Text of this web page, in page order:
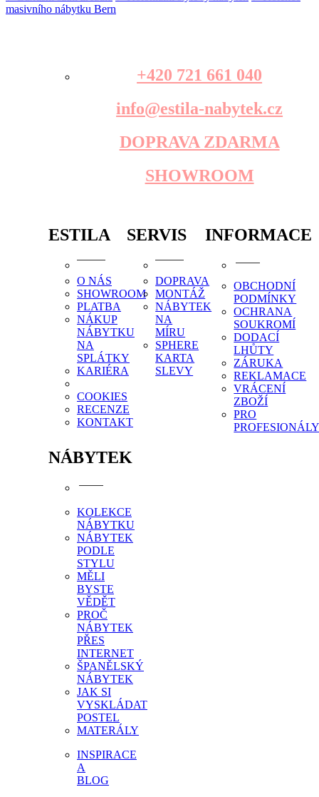
masivního nábytku Bern
+420 721 661 040
info@estila-nabytek.cz
DOPRAVA ZDARMA
SHOWROOM
ESTILA
O NÁS
SHOWROOM
PLATBA
NÁKUP
NÁBYTKU
NA
SPLÁTKY
KARIÉRA
COOKIES
RECENZE
KONTAKT
SERVIS
DOPRAVA
MONTÁŽ
NÁBYTEK
NA
MÍRU
SPHERE
KARTA
SLEVY
INFORMACE
OBCHODNÍ
PODMÍNKY
OCHRANA
SOUKROMÍ
DODACÍ
LHŮTY
ZÁRUKA
REKLAMACE
VRÁCENÍ
ZBOŽÍ
PRO
NÁBYTEK
KOLEKCE
NÁBYTKU
NÁBYTEK
PODLE
STYLU
MĚLI
BYSTE
VĚDĚT
PROČ
NÁBYTEK
PŘES
INTERNET
ŠPANĚLSKÝ
NÁBYTEK
JAK SI
VYSKLÁDAT
POSTEL
MATERÁLY
INSPIRACE
A
BLOG